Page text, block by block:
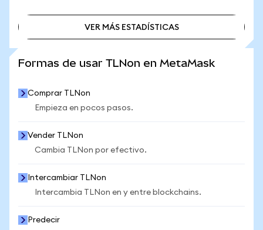
VER MÁS ESTADÍSTICAS
Formas de usar TLNon en MetaMask
Comprar TLNon
Empieza en pocos pasos.
Vender TLNon
Cambia TLNon por efectivo.
Intercambiar TLNon
Intercambia TLNon en y entre blockchains.
Predecir